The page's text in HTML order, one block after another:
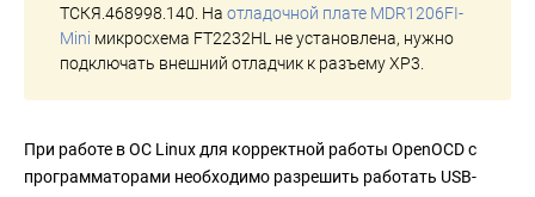
ТСКЯ.468998.140. На отладочной плате MDR1206FI-
Mini микросхема FT2232HL не установлена, нужно
подключать внешний отладчик к разъему XP3.
При работе в ОС Linux для корректной работы OpenOCD с
программаторами необходимо разрешить работать USB-